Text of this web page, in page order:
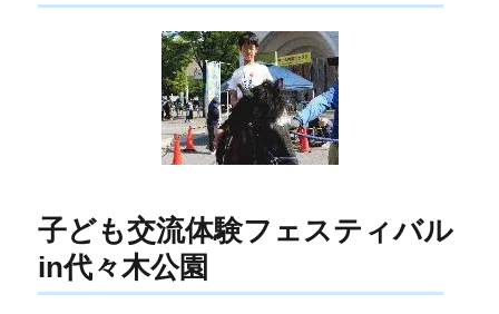
子ども交流体験フェスティバル
in代々木公園